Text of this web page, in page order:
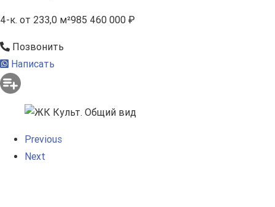
4-к. от 233,0 м²985 460 000 ₽
Позвонить
Написать
Previous
Next